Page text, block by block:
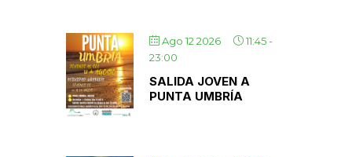
Ago 12 2026 11:45-
23:00
SALIDA JOVEN A
PUNTA UMBRÍA